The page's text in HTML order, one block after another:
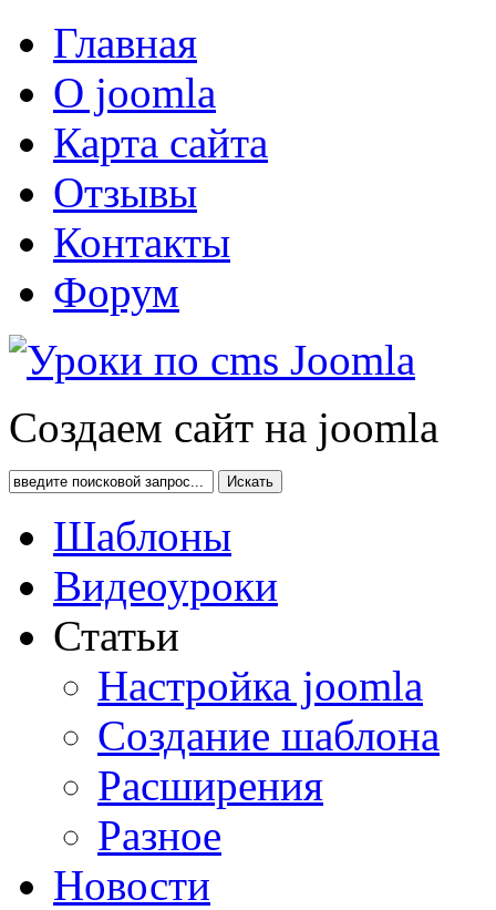
Главная
О joomla
Карта сайта
Отзывы
Контакты
Форум
Создаем сайт на joomla
Искать
Шаблоны
Видеоуроки
Статьи
Настройка joomla
Создание шаблона
Расширения
Разное
Новости